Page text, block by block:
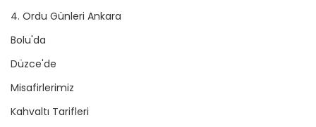
4. Ordu Günleri Ankara
Bolu'da
Düzce'de
Misafirlerimiz
Kahvaltı Tarifleri